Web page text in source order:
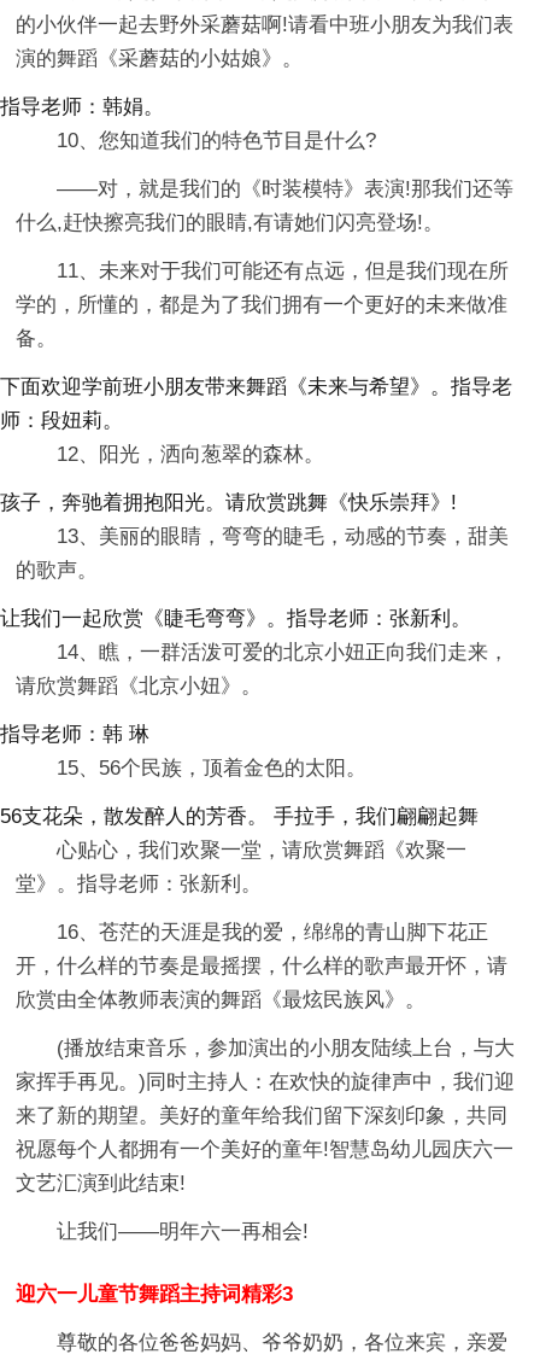
的小伙伴一起去野外采蘑菇啊!请看中班小朋友为我们表
演的舞蹈《采蘑菇的小姑娘》。
指导老师：韩娟。
10、您知道我们的特色节目是什么?
――对，就是我们的《时装模特》表演!那我们还等
什么,赶快擦亮我们的眼睛,有请她们闪亮登场!。
11、未来对于我们可能还有点远，但是我们现在所
学的，所懂的，都是为了我们拥有一个更好的未来做准
备。
下面欢迎学前班小朋友带来舞蹈《未来与希望》。指导老
师：段妞莉。
12、阳光，洒向葱翠的森林。
孩子，奔驰着拥抱阳光。请欣赏跳舞《快乐崇拜》!
13、美丽的眼睛，弯弯的睫毛，动感的节奏，甜美
的歌声。
让我们一起欣赏《睫毛弯弯》。指导老师：张新利。
14、瞧，一群活泼可爱的北京小妞正向我们走来，
请欣赏舞蹈《北京小妞》。
指导老师：韩 琳
15、56个民族，顶着金色的太阳。
56支花朵，散发醉人的芳香。 手拉手，我们翩翩起舞
心贴心，我们欢聚一堂，请欣赏舞蹈《欢聚一
堂》。指导老师：张新利。
16、苍茫的天涯是我的爱，绵绵的青山脚下花正
开，什么样的节奏是最摇摆，什么样的歌声最开怀，请
欣赏由全体教师表演的舞蹈《最炫民族风》。
(播放结束音乐，参加演出的小朋友陆续上台，与大
家挥手再见。)同时主持人：在欢快的旋律声中，我们迎
来了新的期望。美好的童年给我们留下深刻印象，共同
祝愿每个人都拥有一个美好的童年!智慧岛幼儿园庆六一
文艺汇演到此结束!
让我们――明年六一再相会!
迎六一儿童节舞蹈主持词精彩3
尊敬的各位爸爸妈妈、爷爷奶奶，各位来宾，亲爱